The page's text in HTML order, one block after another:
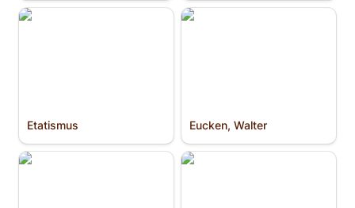
Etatismus
Etatismus
Eucken, Walter
Eucken, Walter
Existenzialismus Familie